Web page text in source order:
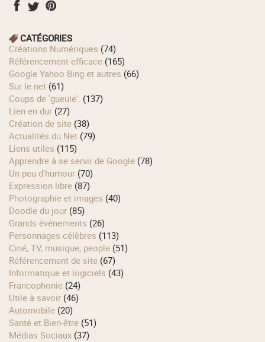
CATÉGORIES
Créations Numériques (74)
Référencement efficace (165)
Google Yahoo Bing et autres (66)
Sur le net (61)
Coups de 'gueule'. (137)
Lien en dur (27)
Création de site (38)
Actualités du Net (79)
Liens utiles (115)
Apprendre à se servir de Google (78)
Un peu d'humour (70)
Expression libre (87)
Photographie et images (40)
Doodle du jour (85)
Grands événements (26)
Personnages célèbres (113)
Ciné, TV, musique, people (51)
Référencement de site (67)
Informatique et logiciels (43)
Francophonie (24)
Utile à savoir (46)
Automobile (20)
Santé et Bien-être (51)
Médias Sociaux (37)